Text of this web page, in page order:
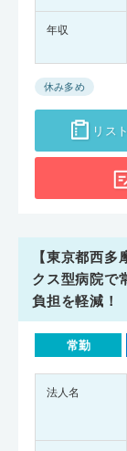
年収
休み多め
リス
【東京都西
クス型病院で
負担を軽減！
常勤
法人名